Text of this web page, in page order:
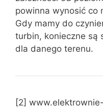
powinna wynosić co
Gdy mamy do
turbin, konieczne są
dla danego terenu.
[2]